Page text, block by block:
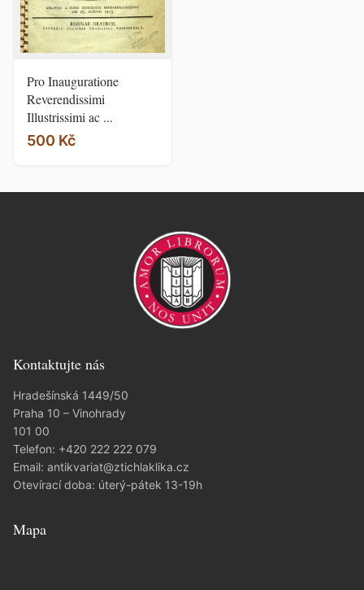
Pro Inauguratione
Reverendissimi
Illustrissimi ac ...
500 Kč
Kontaktujte nás
Hradešínská 1449/50
Praha 10 – Vinohrady
101 00
Telefon: +420 222 222 079
Email: antikvariat@ztichlaklika.cz
Otevírací doba: úterý-pátek 13-19h
Mapa